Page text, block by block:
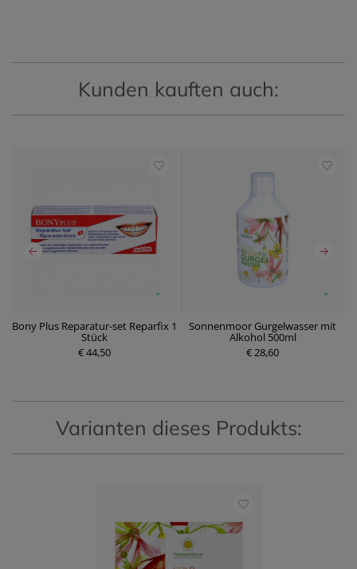
Kunden kauften auch:
Bony Plus Reparatur-set Reparfix 1
Stück
€ 44,50
Sonnenmoor Gurgelwasser mit
Alkohol 500ml
€ 28,60
P
Varianten dieses Produkts: